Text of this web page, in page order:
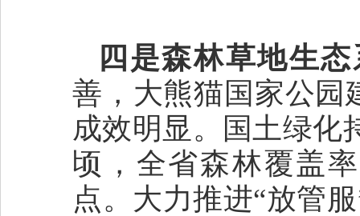
四是森林草地生
善，大熊猫国家公园
成效明显。国土绿化
顷，全省森林覆盖
点。大力推进“放管